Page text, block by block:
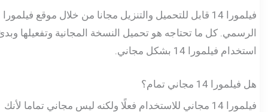
فيلمورا 14 قابل للتحميل والتنزيل مجانا من خلال موقع فيلمورا
الرسمي. كل ما تحتاجه هو تحميل النسخة المجانية وتفعيلها وبدئ
استخدام فيلمورا 14 بشكل مجاني.
هل فيلمورا 14 مجاني تمام؟
فيلمورا 14 مجاني للاستخدام فعلًا ولكنه ليس مجاني تماما لأنك